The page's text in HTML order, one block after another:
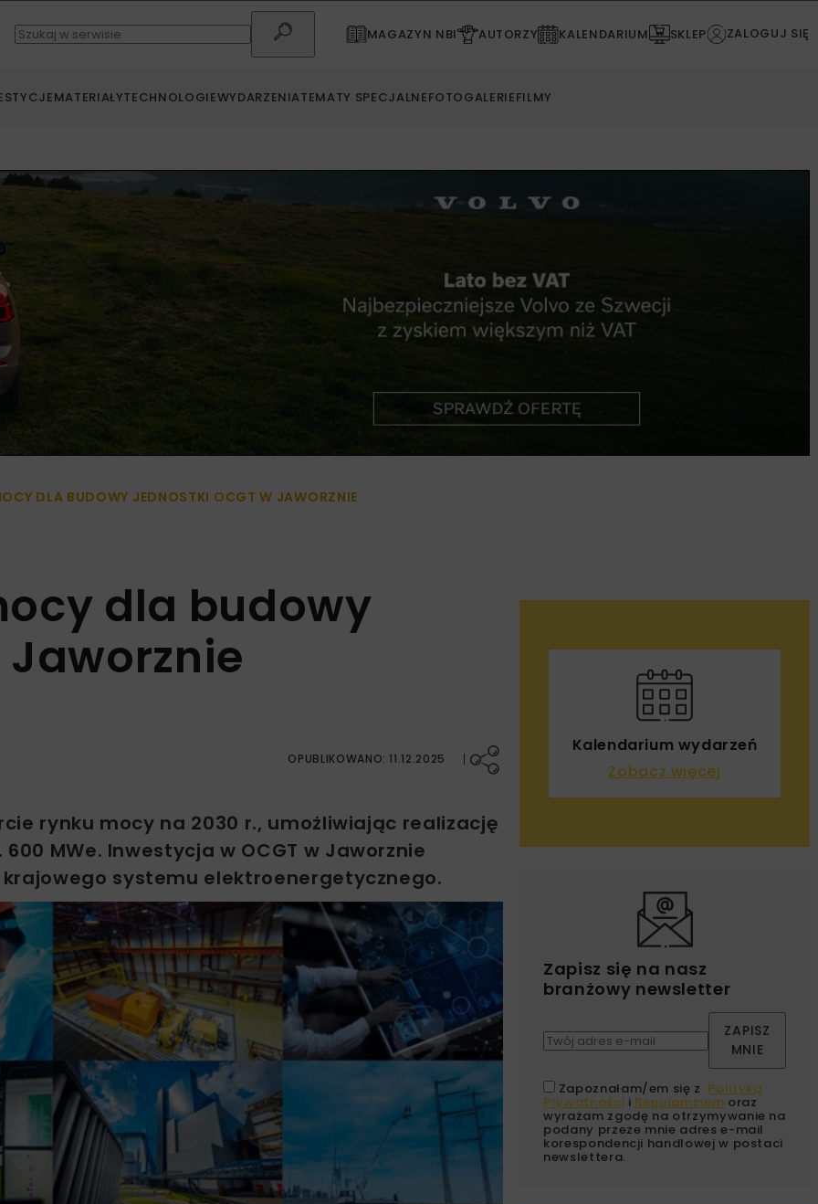
MAGAZYN NBI AUTORZY KALENDARIUM SKLEP ZALOGUJ SIĘ
MATERIAŁYTECHNOLOGIEWYDARZENIATEMATY SPECJALNEFOTOGALERIEFILMY
DLA BUDOWY JEDNOSTKI OCGT W JAWORZNIE
dla budowy
Jaworznie
OPUBLIKOWANO: 11.12.2025
rynku mocy na 2030 r., umożliwiając realizację
MWe. Inwestycja w OCGT w Jaworznie
systemu elektroenergetycznego.
Kalendarium wydarzeń
Zobacz więcej
Zapisz się na nasz
branżowy newsletter
ZAPISZ
MNIE
Zapoznałam/em się z Polityką
Prywatności i Regulaminem oraz
wyrażam zgodę na otrzymywanie na
podany przeze mnie adres e-mail
korespondencji handlowej w postaci
newslettera.